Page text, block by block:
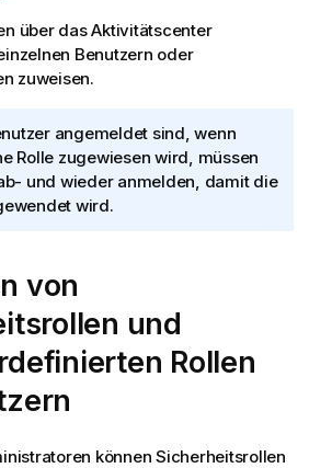
über das Aktivitätscenter
Benutzern oder
zuweisen.
angemeldet sind, wenn
Rolle zugewiesen wird, müssen
und wieder anmelden, damit die
wird.
von
und
Rollen
können Sicherheitsrollen